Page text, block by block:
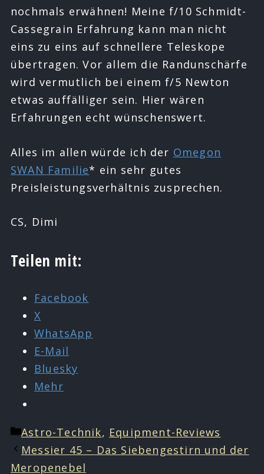
nochmals erwähnen! Meine f/10 Schmidt-
Cassegrain Erfahrung kann man nicht
eins zu eins auf schnellere Teleskope
übertragen. Vor allem die Randunschärfe
wird vermutlich bei einem f/5 Newton
etwas auffälliger sein. Hier wären
Erfahrungen echt wünschenswert.
Alles im allen würde ich der Omegon
SWAN Familie* ein sehr gutes
Preisleistungsverhältnis zusprechen.
CS, Dimi
Teilen mit:
Facebook
X
WhatsApp
E-Mail
Bluesky
Mehr
Kategorien
Astro-Technik, Equipment-Reviews
Messier 45 – Das Siebengestirn und der
Meropenebel